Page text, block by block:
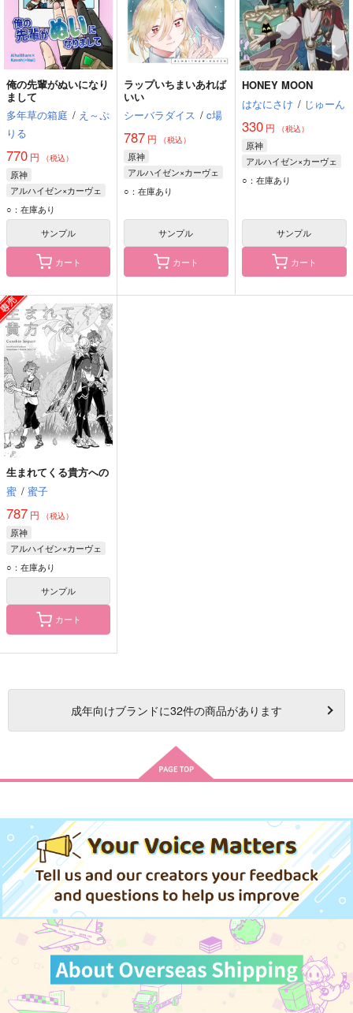
俺の先輩がぬいになり
まして
多年草の箱庭 / え～ぷ
りる
770 円 （税込）
原神
アルハイゼン×カーヴェ
アルハイゼン
カーヴェ
○：在庫あり
サンプル
カート
ラップいちまいあれば
いい
シーバラダイス / c場
787 円 （税込）
原神
アルハイゼン×カーヴェ
アルハイゼン
○：在庫あり
サンプル
カート
HONEY MOON
はなにさけ / じゅーん
330円 （税込）
原神
アルハイゼン×カーヴェ
アルハイゼン
○：在庫あり
サンプル
カート
生まれてくる貴方への
蜜 / 蜜子
787 円 （税込）
原神
アルハイゼン×カーヴェ
アルハイゼン
カーヴェ
○：在庫あり
サンプル
カート
成年向けブランドに32件の商品があります